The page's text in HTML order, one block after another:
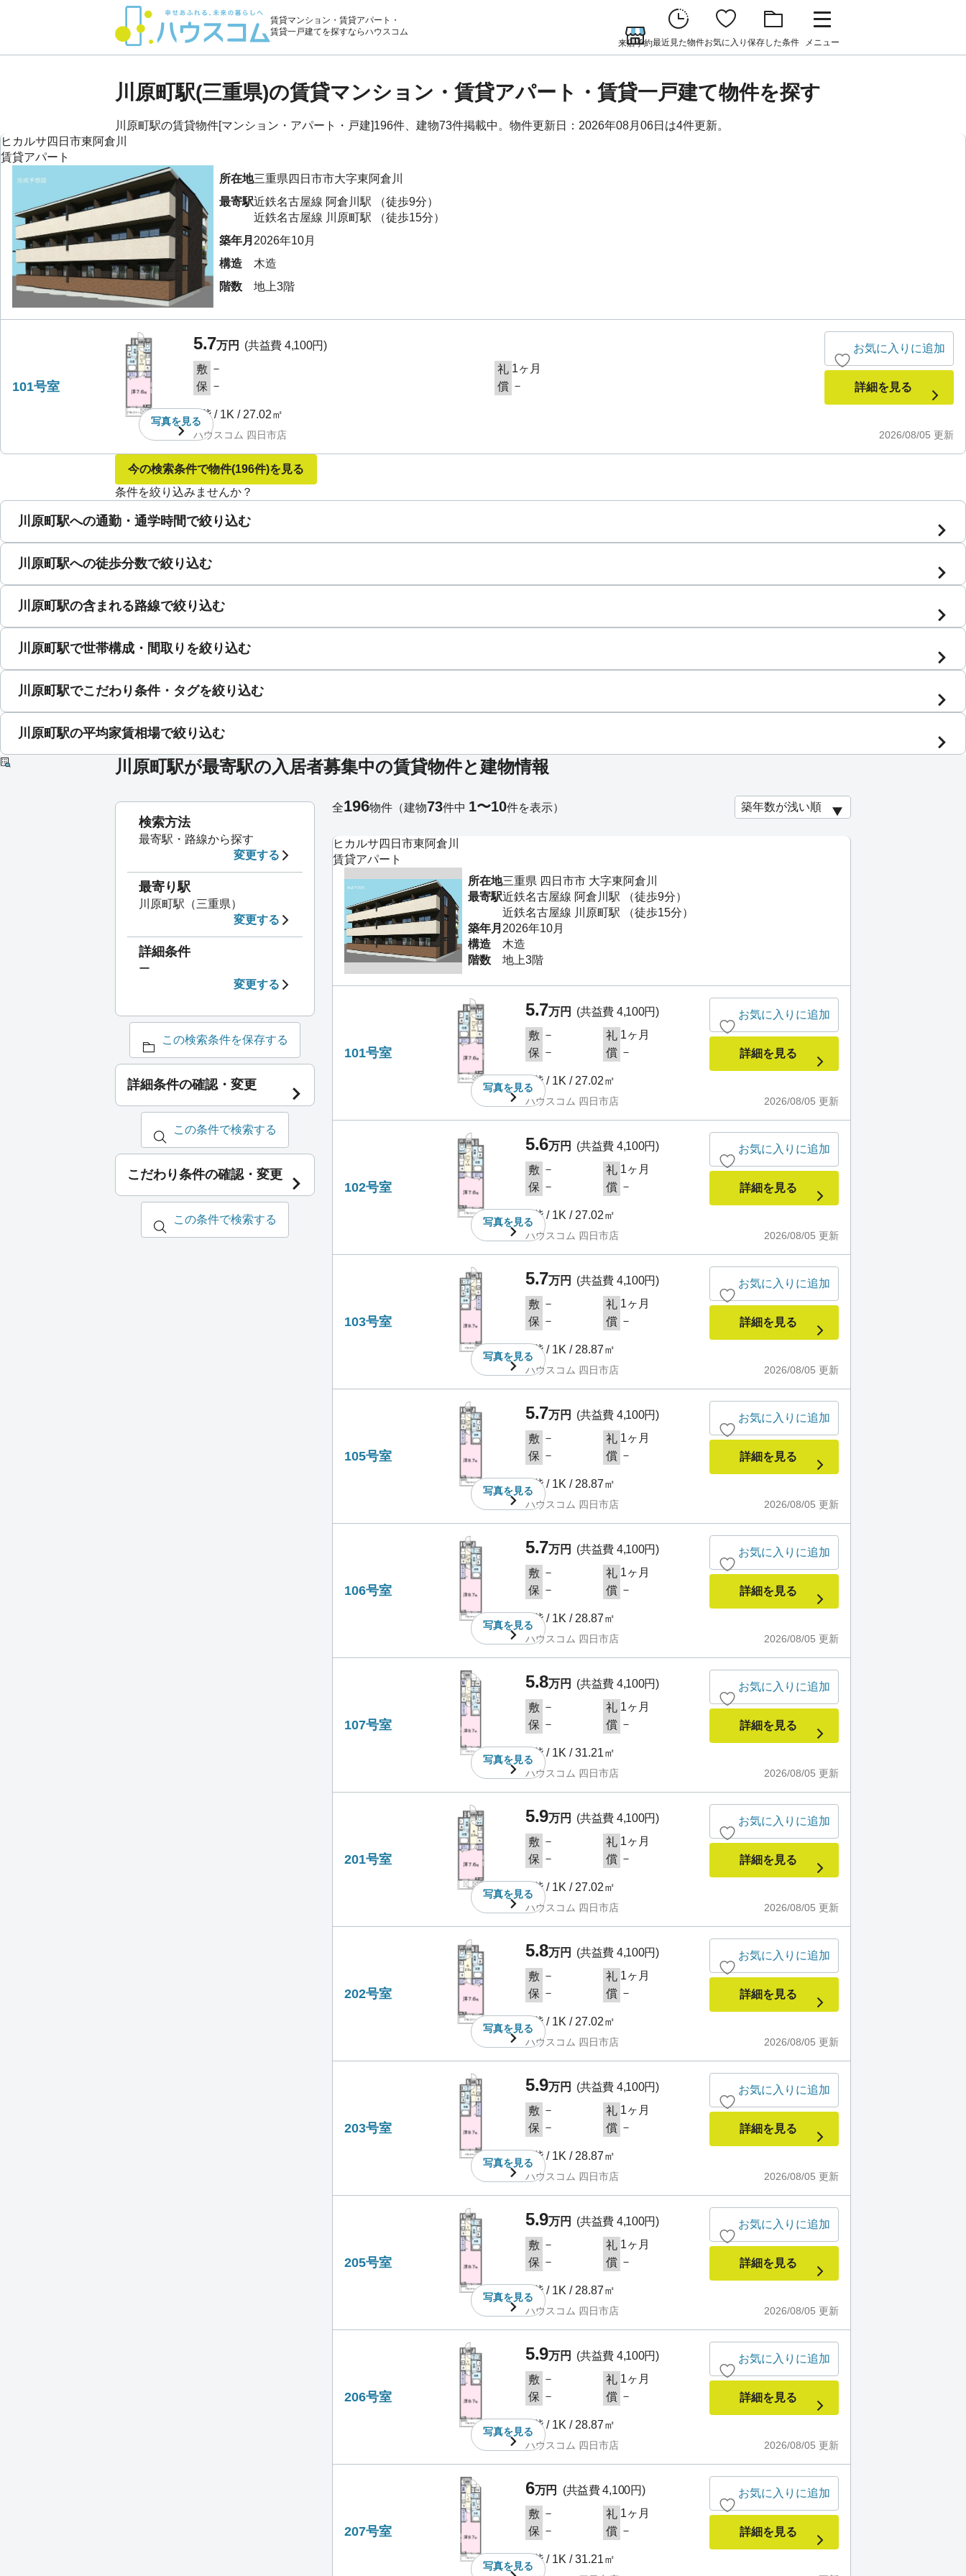
賃貸マンション・賃貸アパート・
賃貸一戸建てを探すならハウスコム
来店予約最近見た物件お気に入り 保存した条件 メニュー
川原町駅(三重県)の賃貸マンション・賃貸アパート・賃貸一戸建て物件を探す
川原町駅の賃貸物件[マンション・アパート・戸建]196件、建物73件掲載中。物件更新日：2026年08月06日は4件更新。
ヒカルサ四日市東阿倉川
賃貸アパート
所在地三重県 四日市市大字東阿倉川
最寄駅近鉄名古屋線 阿倉川駅
（徒歩9分）
近鉄名古屋線 川原町駅
（徒歩15分）
築年月 2026年10月
構造
木造
階数
地上3階
101号室
写真を見る
5.7万円 (共益費 4,100円)
敷 － 礼 1ヶ月
保 － 償 －
1階/ 1K / 27.02㎡
2026/08/05 更新
ハウスコム 四日市店
お気に入りに追加
詳細を見る
今の検索条件で物件(196件)を見る
条件を絞り込みませんか？
川原町駅への通勤・通学時間で絞り込む
川原町駅への徒歩分数で絞り込む
川原町駅の含まれる路線で絞り込む
川原町駅で世帯構成・間取りを絞り込む
川原町駅でこだわり条件・タグを絞り込む
川原町駅の平均家賃相場で絞り込む
川原町駅が最寄駅の入居者募集中の賃貸物件と建物情報
ヒカルサ四日市東阿倉川
賃貸アパート
所在地三重県 四日市市 大字東阿倉川
最寄駅近鉄名古屋線 阿倉川駅 （徒歩9分）
近鉄名古屋線 川原町駅 （徒歩15分）
築年月 2026年10月
構造
木造
階数
地上3階
101号室
写真を見る
5.7万円
(共益費 4,100円)
敷 － 礼 1ヶ月
保 － 償 －
1階 / 1K / 27.02㎡
2026/08/05 更新
ハウスコム 四日市店
お気に入りに追加
詳細を見る
102号室
写真を見る
5.6万円
(共益費 4,100円)
敷 － 礼 1ヶ月
保 － 償 －
1階 / 1K / 27.02㎡
2026/08/05 更新
ハウスコム 四日市店
お気に入りに追加
詳細を見る
103号室
写真を見る
5.7万円
(共益費 4,100円)
敷 － 礼 1ヶ月
保 － 償 －
1階 / 1K / 28.87㎡
2026/08/05 更新
ハウスコム 四日市店
お気に入りに追加
詳細を見る
105号室
写真を見る
5.7万円
(共益費 4,100円)
敷 － 礼 1ヶ月
保 － 償 －
1階 / 1K / 28.87㎡
2026/08/05 更新
ハウスコム 四日市店
お気に入りに追加
詳細を見る
106号室
写真を見る
5.7万円
(共益費 4,100円)
敷 － 礼 1ヶ月
保 － 償 －
1階 / 1K / 28.87㎡
2026/08/05 更新
ハウスコム 四日市店
お気に入りに追加
詳細を見る
107号室
写真を見る
5.8万円
(共益費 4,100円)
敷 － 礼 1ヶ月
保 － 償 －
1階 / 1K / 31.21㎡
2026/08/05 更新
ハウスコム 四日市店
お気に入りに追加
詳細を見る
201号室
写真を見る
5.9万円
(共益費 4,100円)
敷 － 礼 1ヶ月
保 － 償 －
2階 / 1K / 27.02㎡
2026/08/05 更新
ハウスコム 四日市店
お気に入りに追加
詳細を見る
202号室
写真を見る
5.8万円
(共益費 4,100円)
敷 － 礼 1ヶ月
保 － 償 －
2階 / 1K / 27.02㎡
2026/08/05 更新
ハウスコム 四日市店
お気に入りに追加
詳細を見る
203号室
写真を見る
5.9万円
(共益費 4,100円)
敷 － 礼 1ヶ月
保 － 償 －
2階 / 1K / 28.87㎡
2026/08/05 更新
ハウスコム 四日市店
お気に入りに追加
詳細を見る
205号室
写真を見る
5.9万円
(共益費 4,100円)
敷 － 礼 1ヶ月
保 － 償 －
2階 / 1K / 28.87㎡
2026/08/05 更新
ハウスコム 四日市店
お気に入りに追加
詳細を見る
206号室
写真を見る
5.9万円
(共益費 4,100円)
敷 － 礼 1ヶ月
保 － 償 －
2階 / 1K / 28.87㎡
2026/08/05 更新
ハウスコム 四日市店
お気に入りに追加
詳細を見る
207号室
写真を見る
6万円
(共益費 4,100円)
敷 － 礼 1ヶ月
保 － 償 －
2階 / 1K / 31.21㎡
お気に入りに追加
詳細を見る
全196物件 （建物73件中 1〜10件を表示）
検索方法
最寄駅・路線から探す
変更する
最寄り駅
川原町駅（三重県）
変更する
詳細条件
ー
変更する
この検索条件を保存する
詳細条件の確認・変更
この条件で検索する
こだわり条件の確認・変更
この条件で検索する